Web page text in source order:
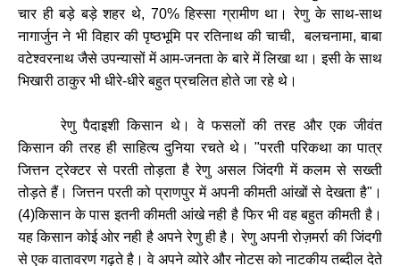
चार ही बड़े बड़े शहर थे, 70% हिस्सा ग्रामीण था। रेणु के साथ-साथ
नागार्जुन ने भी विहार की पृष्ठभूमि पर रतिनाथ की चाची, बलचनामा,बाबा
वटेश्वरनाथ जैसे उपन्यासों में आम-जनता के बारे में लिखा था। इसी के साथ
भिखारी ठाकुर भी धीरे-धीरे बहुत प्रचलित होते जा रहे थे।
रेणु पैदाइशी किसान थे। वे फसलों की तरह और एक जीवंत
किसान की तरह ही साहित्य दुनिया रचते थे। "परती परिकथा का पात्र
जित्तन ट्रेक्टर से परती तोड़ता है रेणु असल जिंदगी में कलम से सख्ती
तोड़ते हैं। जित्तन परती को प्राणपुर में अपनी कीमती आंखों से देखता है" ।
(4)किसान के पास इतनी कीमती आंखे नही है फिर भी वह बहुत कीमती है।
यह किसान कोई ओर नही है अपने रेणु ही है। रेणु अपनी रोज़मर्रा की जिंदगी
से एक वातावरण गढ़ते है। वे अपने व्योरे और नोटस को नाटकीय तब्दील देते